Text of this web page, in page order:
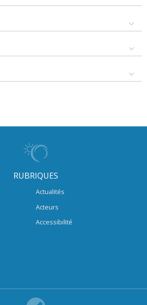
RUBRIQUES
Actualités
Acteurs
Accessibilité